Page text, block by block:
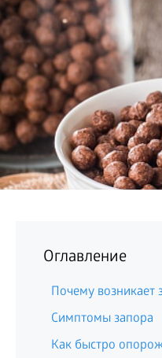
Оглавление
Почему возникает
Симптомы запора
Как быстро